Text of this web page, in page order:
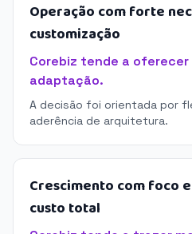
Operação com forte
customização
Corebiz tende a oferecer
adaptação.
A decisão foi orientada por
aderência de arquitetura.
Crescimento com foco
custo total